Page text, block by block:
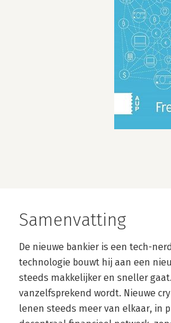
Samenvatting
De nieuwe bankier is een tech-
technologie bouwt hij aan een
steeds makkelijker en sneller
vanzelfsprekend wordt. Nieuwe
lenen steeds meer van elkaar, in